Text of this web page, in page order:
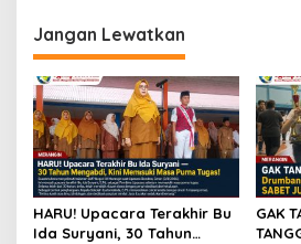
g
a
s
i
p
o
s
Jangan Lewatkan
HARU! Upacara Terakhir Bu
Ida Suryani, 30 Tahun
GAK